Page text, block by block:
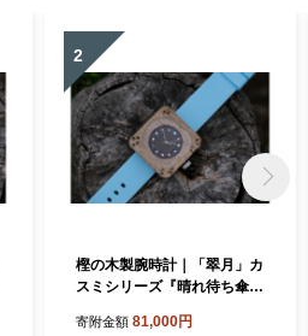
2
樫の木製腕時計｜「翠月」カ
スミシリーズ『晴れ待ち傘』
寄附金額 81,000円